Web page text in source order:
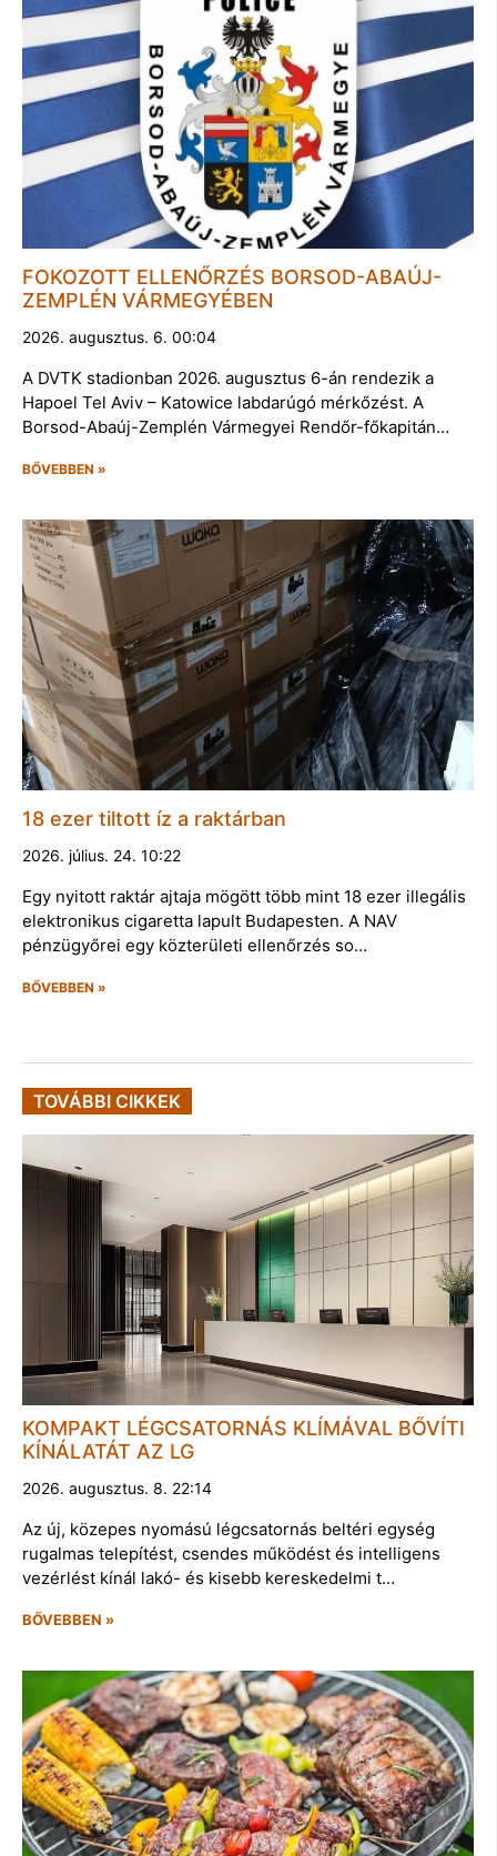
FOKOZOTT ELLENŐRZÉS BORSOD-ABAÚJ-
ZEMPLÉN VÁRMEGYÉBEN
2026. augusztus. 6. 00:04
A DVTK stadionban 2026. augusztus 6-án rendezik a
Hapoel Tel Aviv – Katowice labdarúgó mérkőzést. A
Borsod-Abaúj-Zemplén Vármegyei Rendőr-főkapitán…
BŐVEBBEN »
18 ezer tiltott íz a raktárban
2026. július. 24. 10:22
Egy nyitott raktár ajtaja mögött több mint 18 ezer illegális
elektronikus cigaretta lapult Budapesten. A NAV
pénzügyőrei egy közterületi ellenőrzés so…
BŐVEBBEN »
TOVÁBBI CIKKEK
KOMPAKT LÉGCSATORNÁS KLÍMÁVAL BŐVÍTI
KÍNÁLATÁT AZ LG
2026. augusztus. 8. 22:14
Az új, közepes nyomású légcsatornás beltéri egység
rugalmas telepítést, csendes működést és intelligens
vezérlést kínál lakó- és kisebb kereskedelmi t…
BŐVEBBEN »